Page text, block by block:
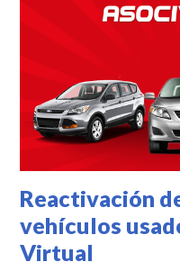
Reactivación
vehículos
Virtual